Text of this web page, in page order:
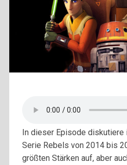
In dieser Episode
Serie Rebels von 2014 bis
größten Stärken auf, aber